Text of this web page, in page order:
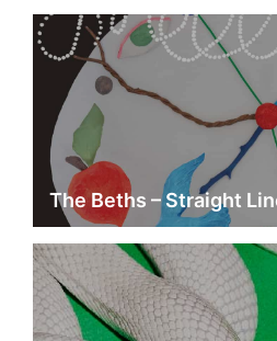
The Beths – Straight